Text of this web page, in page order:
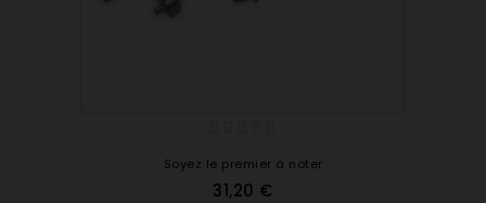
Soyez le premier à noter
31,20 €